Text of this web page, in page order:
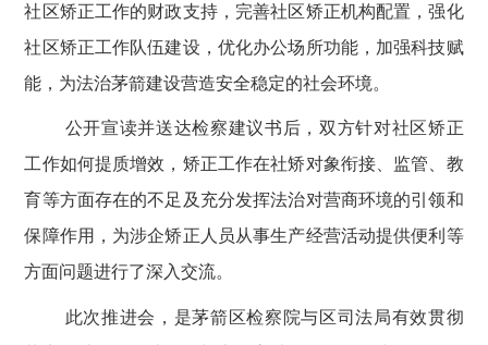
社区矫正工作的财政支持，完善社区矫正机构配置，强化
社区矫正工作队伍建设，优化办公场所功能，加强科技赋
能，为法治茅箭建设营造安全稳定的社会环境。
公开宣读并送达检察建议书后，双方针对社区矫正
工作如何提质增效，矫正工作在社矫对象衔接、监管、教
育等方面存在的不足及充分发挥法治对营商环境的引领和
保障作用，为涉企矫正人员从事生产经营活动提供便利等
方面问题进行了深入交流。
此次推进会，是茅箭区检察院与区司法局有效贯彻